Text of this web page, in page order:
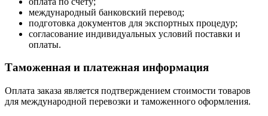
международный банковский перевод;
подготовка документов для экспортных процедур;
согласование индивидуальных условий поставки и
оплаты.
Таможенная и платежная информация
Оплата заказа является подтверждением стоимости товаров
для международной перевозки и таможенного оформления.